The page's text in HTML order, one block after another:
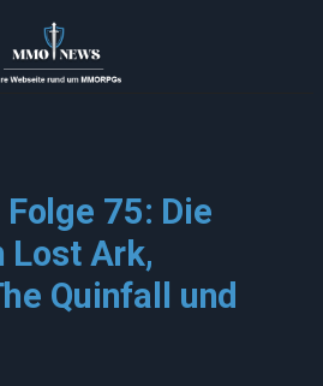
75: Die
Lost Ark,
Quinfall und